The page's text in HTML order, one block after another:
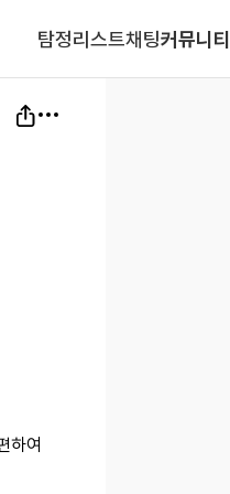
탐정리스트채팅커뮤니티
하여